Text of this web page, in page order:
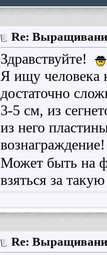
Re:
Здравствуйте!
Я ищу человека
достаточно
3-5 см, из
из него
Может быть на
взяться за
Re: